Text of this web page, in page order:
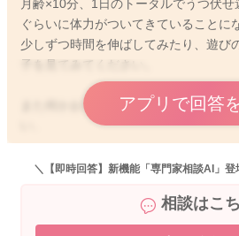
月齢×10分、1日のトータルでうつ伏
ぐらいに体力がついてきていることに
少しずつ時間を伸ばしてみたり、遊び
子を見てみてください。
また何かお手伝いできることがありま
どうぞよろしくお願いします。
アプリで回答
＼【即時回答】新機能「専門家相談AI」
相談はこ